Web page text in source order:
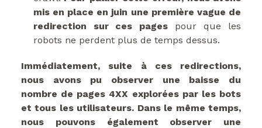
mis en place en juin une première vague de
redirection sur ces pages pour que les
robots ne perdent plus de temps dessus.
Immédiatement, suite à ces redirections,
nous avons pu observer une baisse du
nombre de pages 4XX explorées par les bots
et tous les utilisateurs. Dans le même temps,
nous pouvons également observer une